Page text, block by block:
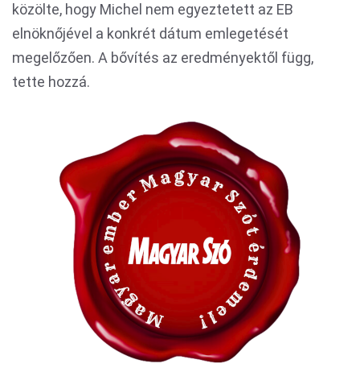
közölte, hogy Michel nem egyeztetett az EB
elnöknőjével a konkrét dátum emlegetését
megelőzően. A bővítés az eredményektől függ,
tette hozzá.